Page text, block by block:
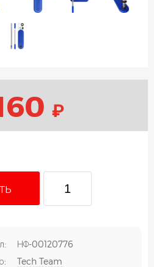
₽
НФ-00120776
Tech Team